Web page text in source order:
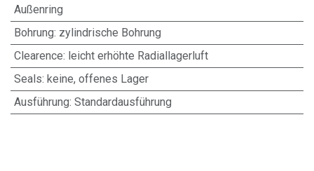
Außenring
Bohrung: zylindrische Bohrung
Clearence: leicht erhöhte Radiallagerluft
Seals: keine, offenes Lager
Ausführung: Standardausführung